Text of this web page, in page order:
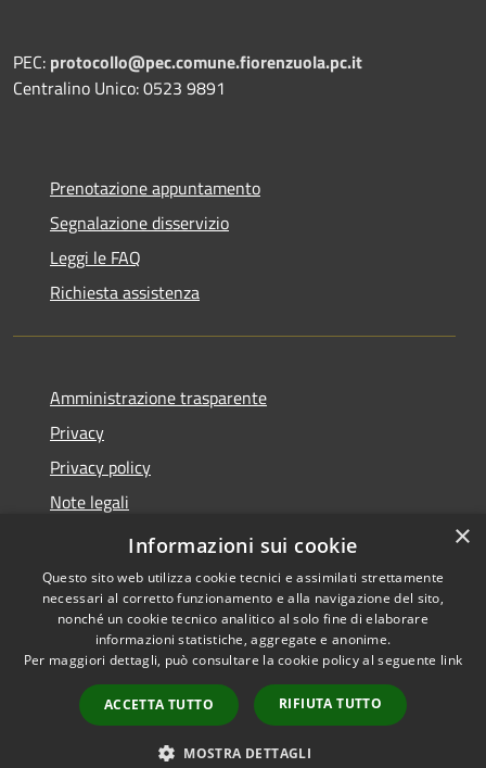
PEC: protocollo@pec.comune.fiorenzuola.pc.it
Centralino Unico: 0523 9891
Prenotazione appuntamento
Segnalazione disservizio
Leggi le FAQ
Richiesta assistenza
Amministrazione trasparente
Privacy
Privacy policy
Note legali
Dichiarazione di accessibilità
Accessibilità
Copyright © 2026 • Comune di
Fiorenzuola d'Arda • Powered
byMunicipium
Accesso
redazione
×
Informazioni sui cookie
Questo sito web utilizza cookie tecnici e assimilati strettamente
necessari al corretto funzionamento e alla navigazione del sito,
nonché un cookie tecnico analitico al solo fine di elaborare
informazioni statistiche, aggregate e anonime.
Per maggiori dettagli, può consultare la cookie policy al seguente link
ACCETTA TUTTO RIFIUTA TUTTO
MOSTRA DETTAGLI